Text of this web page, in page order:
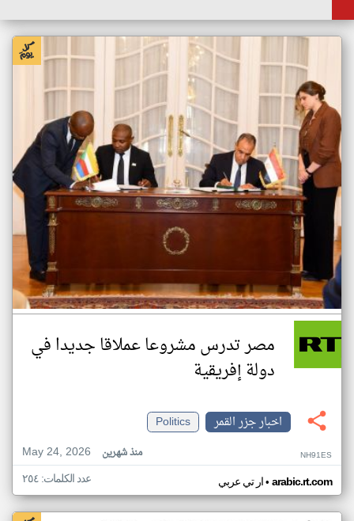
مصر تدرس مشروعا عملاقا جديدا في
دولة إفريقية
اخبار جزر القمر
Politics
May 24, 2026
منذ شهرين NH91ES
ار تي عربي• arabic.rt.com عدد الكلمات: ٢٥٤